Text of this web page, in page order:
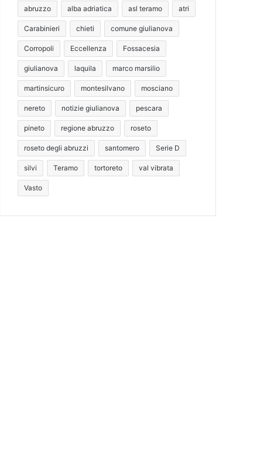
abruzzo alba adriatica asl teramo atri
Carabinieri chieti comune giulianova
Corropoli Eccellenza Fossacesia
giulianova laquila marco marsilio
martinsicuro montesilvano mosciano
nereto notizie giulianova pescara
pineto regione abruzzo roseto
roseto degli abruzzi santomero Serie D
silvi Teramo tortoreto val vibrata
Vasto